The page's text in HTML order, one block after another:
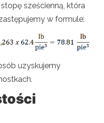
sześcienną, która
zastępujemy w formule:
uzyskujemy